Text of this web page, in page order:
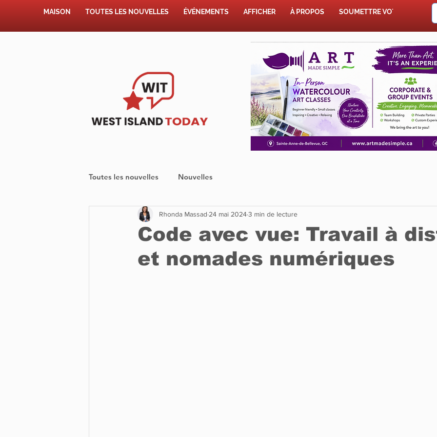
MAISON TOUTES LES NOUVELLES ÉVÉNEMENTS AFFICHER À PROPOS SOUMETTRE VOTRE HISTOIRE
Toutes les nouvelles Nouvelles
Code avec vue: Travail à
et nomades numériques
Rhonda Massad 24 mai 20243 min de lecture